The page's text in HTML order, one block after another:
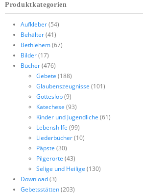
Produktkategorien
Aufkleber(54)
Behälter(41)
Bethlehem(67)
Bilder(17)
Bücher(476)
Gebete (188)
Glaubenszeugnisse (101)
Gotteslob(9)
Katechese (93)
Kinder und Jugendliche (61)
Lebenshilfe (99)
Liederbücher(10)
Päpste (30)
Pilgerorte (43)
Selige und Heilige (130)
Download(3)
Gebetsstätten(203)